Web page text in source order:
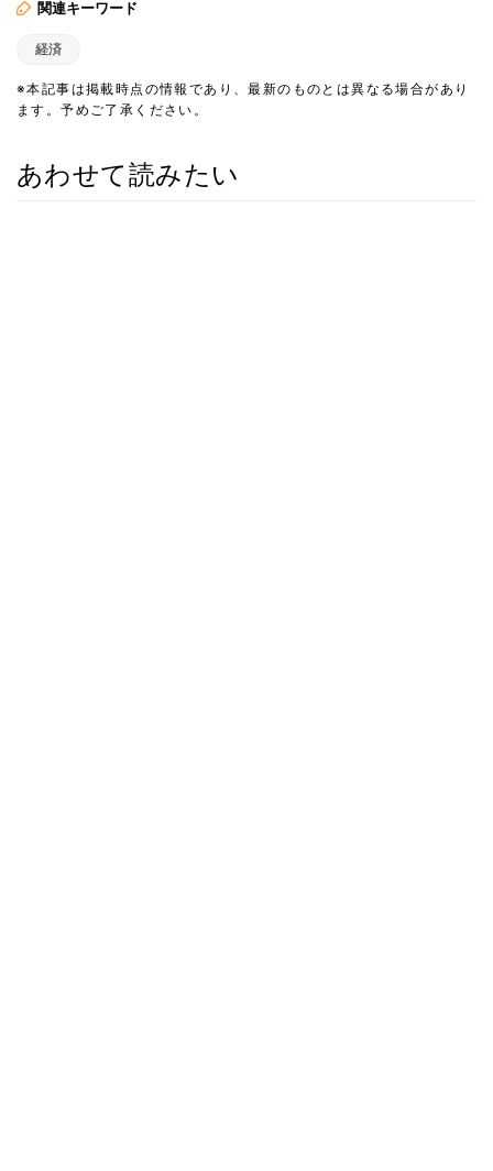
関連キーワード
経済
※本記事は掲載時点の情報であり、最新のものとは異なる場合があり
ます。予めご了承ください。
あわせて読みたい